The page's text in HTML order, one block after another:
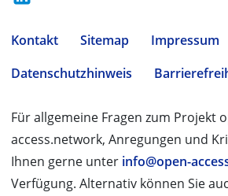
Kontakt Sitemap
Impressum
Datenschutzhinweis
Für allgemeine Fragen zum Projekt
access.network, Anregungen und
Ihnen gerne unter info@open-
Verfügung. Alternativ können Sie